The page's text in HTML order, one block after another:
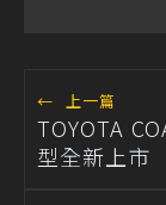
← 上一篇
TOYOTA
型全新上市